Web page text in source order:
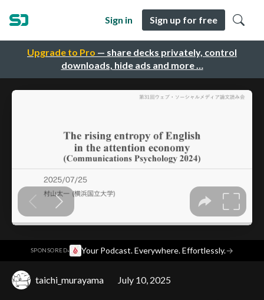
Upgrade to Pro — share decks privately, control
downloads, hide ads and more …
Sign in Sign up for free
SPONSORED· Your Podcast. Everywhere. Effortlessly.→
taichi_murayama July 10, 2025